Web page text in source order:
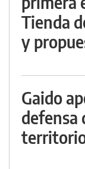
Tienda
y
Gaido
defensa